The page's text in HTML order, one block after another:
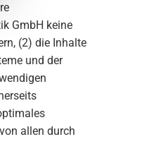
GmbH keine
(2) die Inhalte
und der
allen durch